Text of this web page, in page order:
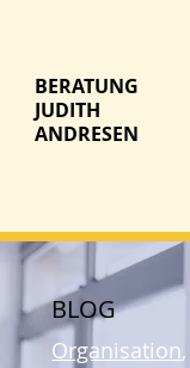
BERATUNG
JUDITH
ANDRESEN
BLOG
Organisation,